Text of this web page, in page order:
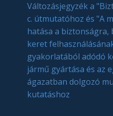
Változásjegyzék a
c. útmutatóhoz és "A
hatása a biztonságra,
keret
gyakorlatából adódó
jármű gyártása és az
ágazatban dolgozó
kutatáshoz